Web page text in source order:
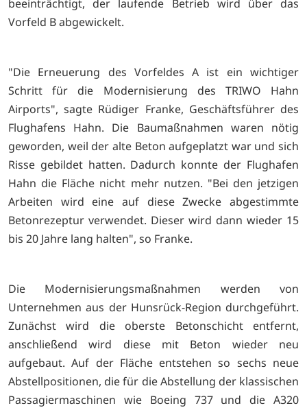
beeinträchtigt, der laufende Betrieb wird über das
Vorfeld B abgewickelt.
"Die Erneuerung des Vorfeldes A ist ein wichtiger
Schritt für die Modernisierung des TRIWO Hahn
Airports", sagte Rüdiger Franke, Geschäftsführer des
Flughafens Hahn. Die Baumaßnahmen waren nötig
geworden, weil der alte Beton aufgeplatzt war und sich
Risse gebildet hatten. Dadurch konnte der Flughafen
Hahn die Fläche nicht mehr nutzen. "Bei den jetzigen
Arbeiten wird eine auf diese Zwecke abgestimmte
Betonrezeptur verwendet. Dieser wird dann wieder 15
bis 20 Jahre lang halten", so Franke.
Die Modernisierungsmaßnahmen werden von
Unternehmen aus der Hunsrück-Region durchgeführt.
Zunächst wird die oberste Betonschicht entfernt,
anschließend wird diese mit Beton wieder neu
aufgebaut. Auf der Fläche entstehen so sechs neue
Abstellpositionen, die für die Abstellung der klassischen
Passagiermaschinen wie Boeing 737 und die A320